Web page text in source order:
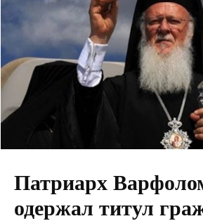
Патриарх
одержал титул